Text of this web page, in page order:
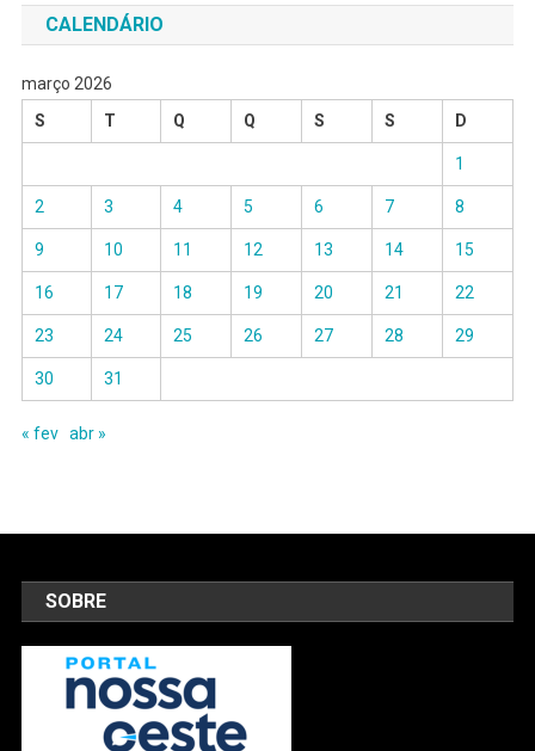
CALENDÁRIO
março 2026
S
T Q Q S S D
1
2 3 4 5 6 7 8
9 10 11 12 13 14 15
16 17 18 19 20 21 22
23 24 25 26 27 28 29
30 31
« fev abr »
SOBRE